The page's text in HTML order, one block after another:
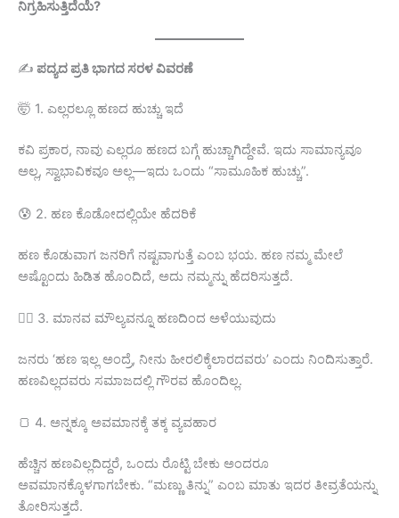
ನಿಗ್ರಹಿಸುತ್ತಿದೆಯೆ?
✍️ ಪದ್ಯದ ಪ್ರತಿ ಭಾಗದ ಸರಳ ವಿವರಣೆ
🤯 1. ಎಲ್ಲರಲ್ಲೂ ಹಣದ ಹುಚ್ಚು ಇದೆ
ಕವಿ ಪ್ರಕಾರ, ನಾವು ಎಲ್ಲರೂ ಹಣದ ಬಗ್ಗೆ ಹುಚ್ಚಾಗಿದ್ದೇವೆ. ಇದು ಸಾಮಾನ್ಯವೂ
ಅಲ್ಲ, ಸ್ವಾಭಾವಿಕವೂ ಅಲ್ಲ—ಇದು ಒಂದು “ಸಾಮೂಹಿಕ ಹುಚ್ಚು”.
😰 2. ಹಣ ಕೊಡೋದಲ್ಲಿಯೇ ಹೆದರಿಕೆ
ಹಣ ಕೊಡುವಾಗ ಜನರಿಗೆ ನಷ್ಟವಾಗುತ್ತೆ ಎಂಬ ಭಯ. ಹಣ ನಮ್ಮ ಮೇಲೆ
ಅಷ್ಟೊಂದು ಹಿಡಿತ ಹೊಂದಿದೆ, ಅದು ನಮ್ಮನ್ನು ಹೆದರಿಸುತ್ತದೆ.
🧍‍♂️ 3. ಮಾನವ ಮೌಲ್ಯವನ್ನೂ ಹಣದಿಂದ ಅಳೆಯುವುದು
ಜನರು ‘ಹಣ ಇಲ್ಲ ಅಂದ್ರೆ, ನೀನು ಹೀರಲಿಕ್ಕೆಲಾರದವರು’ ಎಂದು ನಿಂದಿಸುತ್ತಾರೆ.
ಹಣವಿಲ್ಲದವರು ಸಮಾಜದಲ್ಲಿ ಗೌರವ ಹೊಂದಿಲ್ಲ.
🍞 4. ಅನ್ನಕ್ಕೂ ಅವಮಾನಕ್ಕೆ ತಕ್ಕ ವ್ಯವಹಾರ
ಹೆಚ್ಚಿನ ಹಣವಿಲ್ಲದಿದ್ದರೆ, ಒಂದು ರೊಟ್ಟಿ ಬೇಕು ಅಂದರೂ
ಅವಮಾನಕ್ಕೊಳಗಾಗಬೇಕು. “ಮಣ್ಣು ತಿನ್ನು” ಎಂಬ ಮಾತು ಇದರ ತೀವ್ರತೆಯನ್ನು
ತೋರಿಸುತ್ತದೆ.